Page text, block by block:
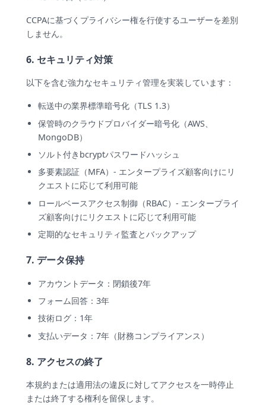
CCPAに基づくプライバシー権を行使するユーザーを差別
しません。
6. セキュリティ対策
以下を含む強力なセキュリティ管理を実装しています：
転送中の業界標準暗号化（TLS 1.3）
保管時のクラウドプロバイダー暗号化（AWS、
MongoDB）
ソルト付きbcryptパスワードハッシュ
多要素認証（MFA）- エンタープライズ顧客向けにリ
クエストに応じて利用可能
ロールベースアクセス制御（RBAC）- エンタープライ
ズ顧客向けにリクエストに応じて利用可能
定期的なセキュリティ監査とバックアップ
7. データ保持
アカウントデータ：閉鎖後7年
フォーム回答：3年
技術ログ：1年
支払いデータ：7年（財務コンプライアンス）
8. アクセスの終了
本規約または適用法の違反に対してアクセスを一時停止
または終了する権利を留保します。